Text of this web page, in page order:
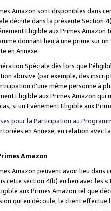
Amazon sont disponibles dans
décrite dans la présente Section
Eligible aux Primes Amazon
donnant lieu à une prime sur
en Annexe.
Spéciale dès lors que
abusive (par exemple, des
d'une même personne à
Eligible aux Primes Amazon qui
si un Evénement Eligible aux
pour la Participation au
en Annexe, en relation avec
Amazon
Amazon peuvent avoir lieu dans
cette section 4(b) en lien avec les «
aux Primes Amazon tel que
qui en découle, le client